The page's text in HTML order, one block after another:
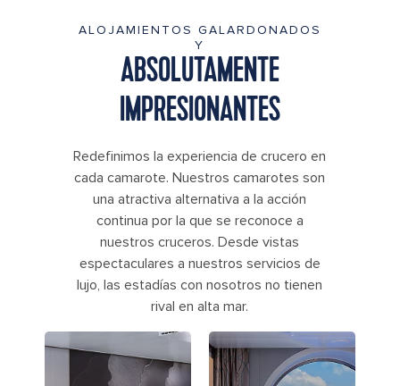
ALOJAMIENTOS GALARDONADOS
Y
ABSOLUTAMENTE
IMPRESIONANTES
Redefinimos la experiencia de crucero en
cada camarote. Nuestros camarotes son
una atractiva alternativa a la acción
continua por la que se reconoce a
nuestros cruceros. Desde vistas
espectaculares a nuestros servicios de
lujo, las estadías con nosotros no tienen
rival en alta mar.